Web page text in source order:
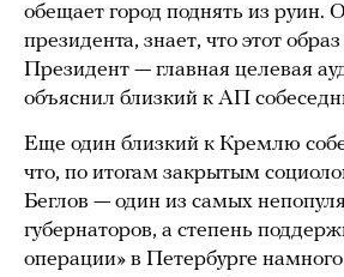
обещает город поднять из руин.
президента, знает, что этот
Президент — главная целевая
объяснил близкий к АП
Еще один близкий к Кремлю
что, по итогам закрытым
Беглов — один из самых
губернаторов, а степень
операции» в Петербурге